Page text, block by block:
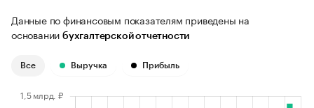
Данные по финансовым показателям приведены на
основании бухгалтерской отчетности
Все Выручка Прибыль